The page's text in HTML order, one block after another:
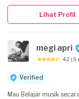
Lihat Profil
megi apri
4.2 ( 5
Verified
Mau Belajar musik